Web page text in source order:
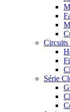
Circuits
Série